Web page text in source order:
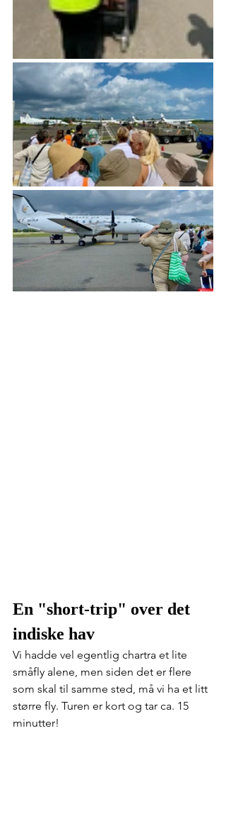
En "short-trip" over det
indiske hav
Vi hadde vel egentlig chartra et lite
småfly alene, men siden det er flere
som skal til samme sted, må vi ha et litt
større fly. Turen er kort og tar ca. 15
minutter!